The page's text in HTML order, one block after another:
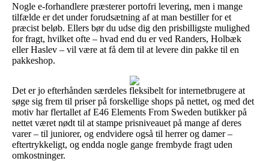
Nogle e-forhandlere præsterer portofri levering, men i mange
tilfælde er det under forudsætning af at man bestiller for et
præcist beløb. Ellers bør du udse dig den prisbilligste mulighed
for fragt, hvilket ofte – hvad end du er ved Randers, Holbæk
eller Haslev – vil være at få dem til at levere din pakke til en
pakkeshop.
Det er jo efterhånden særdeles fleksibelt for internetbrugere at
søge sig frem til priser på forskellige shops på nettet, og med det
motiv har flertallet af E46 Elements From Sweden butikker på
nettet været nødt til at stampe prisniveauet på mange af deres
varer – til juniorer, og endvidere også til herrer og damer –
eftertrykkeligt, og endda nogle gange frembyde fragt uden
omkostninger.